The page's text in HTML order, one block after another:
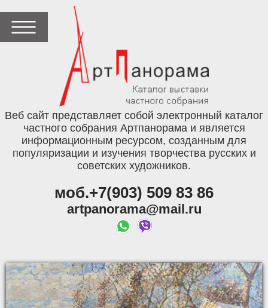
Веб сайт представляет собой электронный каталог
частного собрания Артпанорама и является
информационным ресурсом, созданным для
популяризации и изучения творчества русских и
советских художников.
моб.+7(903) 509 83 86
artpanorama@mail.ru